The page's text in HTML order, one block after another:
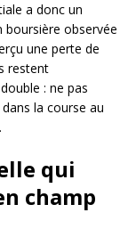
a donc un
observée
une perte de
restent
: ne pas
la course au
qui
champ